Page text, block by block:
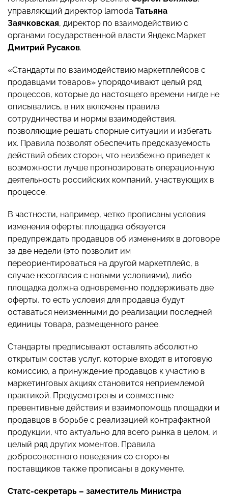
управляющий директор lamoda Татьяна
Заячковская, директор по взаимодействию с
органами государственной власти Яндекс.Маркет
Дмитрий Русаков.
«Стандарты по взаимодействию маркетплейсов с
продавцами товаров» упорядочивают целый ряд
процессов, которые до настоящего времени нигде не
описывались, в них включены правила
сотрудничества и нормы взаимодействия,
позволяющие решать спорные ситуации и избегать
их. Правила позволят обеспечить предсказуемость
действий обеих сторон, что неизбежно приведет к
возможности лучше прогнозировать операционную
деятельность российских компаний, участвующих в
процессе.
В частности, например, четко прописаны условия
изменения оферты: площадка обязуется
предупреждать продавцов об изменениях в договоре
за две недели (это позволит им
переориентироваться на другой маркетплейс, в
случае несогласия с новыми условиями), либо
площадка должна одновременно поддерживать две
оферты, то есть условия для продавца будут
оставаться неизменными до реализации последней
единицы товара, размещенного ранее.
Стандарты предписывают оставлять абсолютно
открытым состав услуг, которые входят в итоговую
комиссию, а принуждение продавцов к участию в
маркетинговых акциях становится неприемлемой
практикой. Предусмотрены и совместные
превентивные действия и взаимопомощь площадки и
продавцов в борьбе с реализацией контрафактной
продукции, что актуально для всего рынка в целом, и
целый ряд других моментов. Правила
добросовестного поведения со стороны
поставщиков также прописаны в документе.
Статс-секретарь – заместитель Министра